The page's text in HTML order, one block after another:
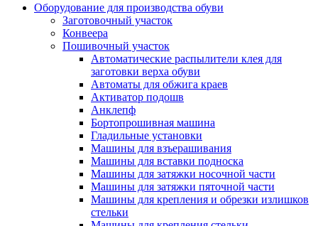
Оборудование для производства обуви
Заготовочный участок
Конвеера
Пошивочный участок
Автоматические распылители клея для
заготовки верха обуви
Автоматы для обжига краев
Активатор подошв
Анклепф
Бортопрошивная машина
Гладильные установки
Машины для взъерашивания
Машины для вставки подноска
Машины для затяжки носочной части
Машины для затяжки пяточной части
Машины для крепления и обрезки излишков
стельки